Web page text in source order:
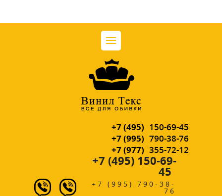
+7 (495) 150-69-45
+7 (995) 790-38-76
+7 (977) 355-72-12
+7 (495) 150-69-
45
+7 (995) 790-38-
76